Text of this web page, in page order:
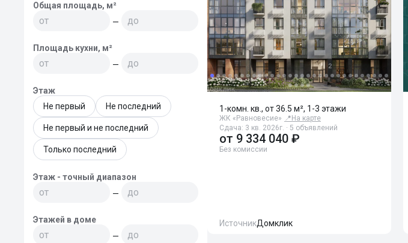
Общая площадь, м²
—
Площадь кухни, м²
—
Этаж
Не первый
Не последний
Не первый и не последний
Только последний
Этаж - точный диапазон
—
Этажей в доме
—
1-комн. кв., от 36.5 м², 1-3 этажи
ЖК «Равновесие» 📍 На карте
Сдача: 3 кв. 2026г. · 5 объявлений
от 9 334 040 ₽
Без комиссии
ИсточникДомклик